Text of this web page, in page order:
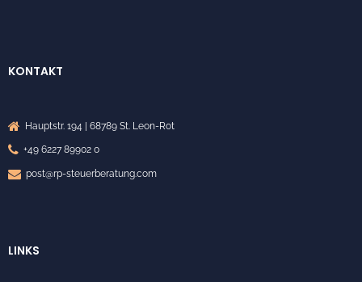
KONTAKT
Hauptstr. 194 | 68789 St. Leon-Rot
+49 6227 89902 0
post@rp-steuerberatung.com
LINKS